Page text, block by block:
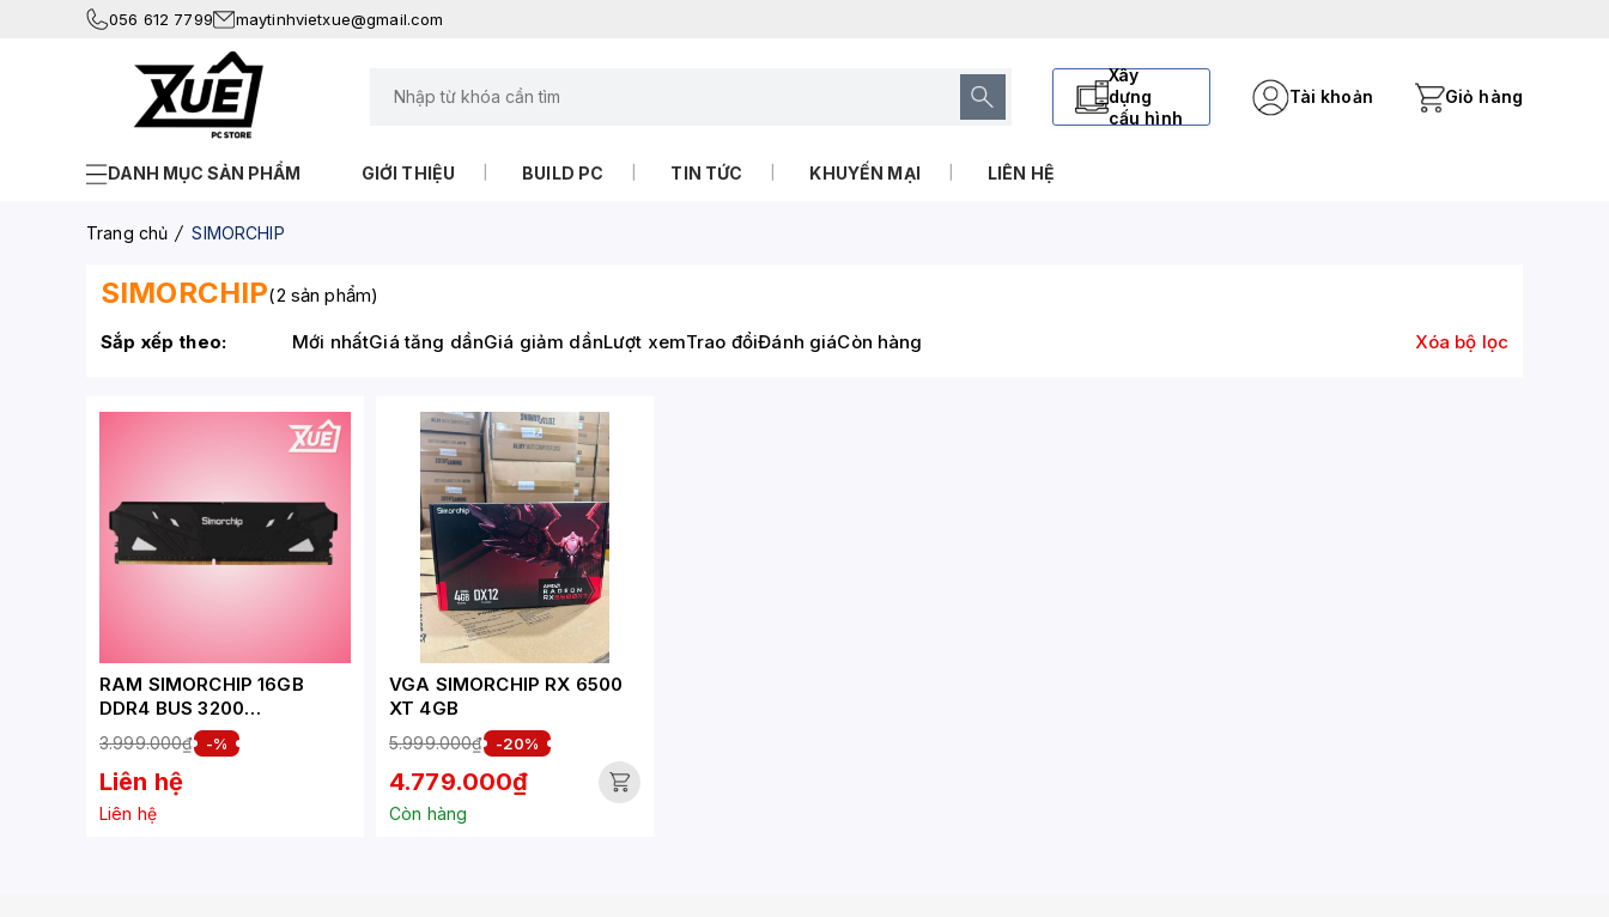
056 612 7799 maytinhvietxue@gmail.com
Xây
dựng
cấu hình
Tài khoản Giỏ hàng
DANH MỤC SẢN PHẨM GIỚI THIỆU BUILD PC TIN TỨC KHUYẾN MẠI LIÊN HỆ
Trang chủ SIMORCHIP
SIMORCHIP(2 sản phẩm)
Sắp xếp theo: Mới nhấtGiá tăng dầnGiá giảm dầnLượt xemTrao đổiĐánh giáCòn hàng Xóa bộ lọc
RAM SIMORCHIP 16GB
DDR4 BUS 3200
(SMC16GFU4D32NX-1)
3.999.000₫ -%
Liên hệ
Liên hệ
VGA SIMORCHIP RX 6500
XT 4GB
5.999.000₫ -20%
4.779.000₫
Còn hàng